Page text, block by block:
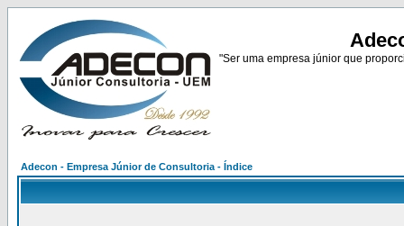
"Ser uma empresa júnior que
Adecon - Empresa Júnior de Consultoria - Índice